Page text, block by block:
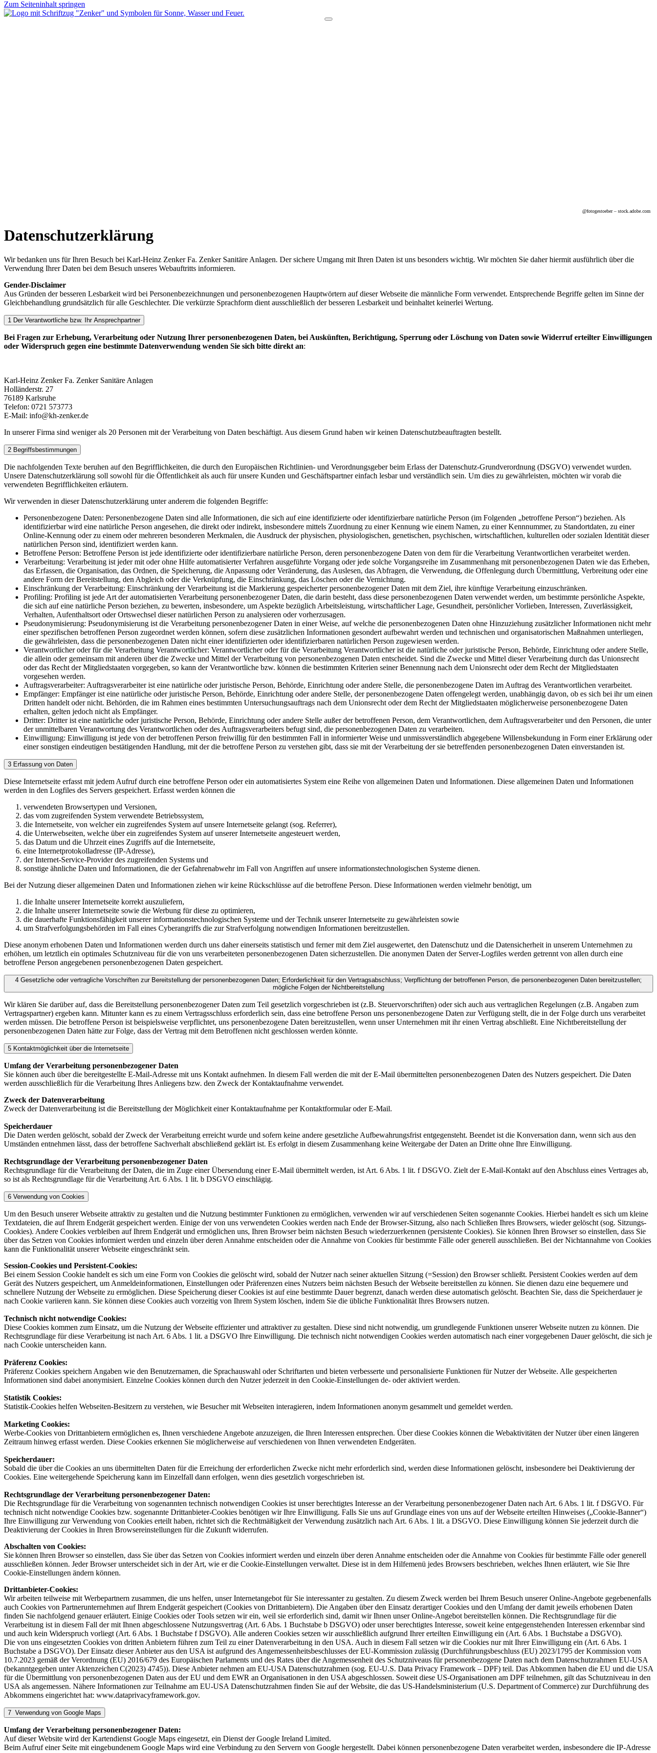
Zum Seiteninhalt springen
@fotogestoeber – stock.adobe.com
Datenschutzerklärung
Wir bedanken uns für Ihren Besuch bei Karl-Heinz Zenker Fa. Zenker Sanitäre Anlagen. Der sichere Umgang mit Ihren Daten ist uns besonders wichtig. Wir möchten Sie daher hiermit ausführlich über die
Verwendung Ihrer Daten bei dem Besuch unseres Webauftritts informieren.
Gender-Disclaimer
Aus Gründen der besseren Lesbarkeit wird bei Personenbezeichnungen und personenbezogenen Hauptwörtern auf dieser Webseite die männliche Form verwendet. Entsprechende Begriffe gelten im Sinne der
Gleichbehandlung grundsätzlich für alle Geschlechter. Die verkürzte Sprachform dient ausschließlich der besseren Lesbarkeit und beinhaltet keinerlei Wertung.
1 Der Verantwortliche bzw. Ihr Ansprechpartner
Bei Fragen zur Erhebung, Verarbeitung oder Nutzung Ihrer personenbezogenen Daten, bei Auskünften, Berichtigung, Sperrung oder Löschung von Daten sowie Widerruf erteilter Einwilligungen
oder Widerspruch gegen eine bestimmte Datenverwendung wenden Sie sich bitte direkt an:
Karl-Heinz Zenker Fa. Zenker Sanitäre Anlagen
Holländerstr. 27
76189 Karlsruhe
Telefon: 0721 573773
E-Mail: info@kh-zenker.de
In unserer Firma sind weniger als 20 Personen mit der Verarbeitung von Daten beschäftigt. Aus diesem Grund haben wir keinen Datenschutzbeauftragten bestellt.
2 Begriffsbestimmungen
Die nachfolgenden Texte beruhen auf den Begrifflichkeiten, die durch den Europäischen Richtlinien- und Verordnungsgeber beim Erlass der Datenschutz-Grundverordnung (DSGVO) verwendet wurden.
Unsere Datenschutzerklärung soll sowohl für die Öffentlichkeit als auch für unsere Kunden und Geschäftspartner einfach lesbar und verständlich sein. Um dies zu gewährleisten, möchten wir vorab die
verwendeten Begrifflichkeiten erläutern.
Wir verwenden in dieser Datenschutzerklärung unter anderem die folgenden Begriffe:
Personenbezogene Daten: Personenbezogene Daten sind alle Informationen, die sich auf eine identifizierte oder identifizierbare natürliche Person (im Folgenden „betroffene Person“) beziehen. Als
identifizierbar wird eine natürliche Person angesehen, die direkt oder indirekt, insbesondere mittels Zuordnung zu einer Kennung wie einem Namen, zu einer Kennnummer, zu Standortdaten, zu einer
Online-Kennung oder zu einem oder mehreren besonderen Merkmalen, die Ausdruck der physischen, physiologischen, genetischen, psychischen, wirtschaftlichen, kulturellen oder sozialen Identität dieser
natürlichen Person sind, identifiziert werden kann.
Betroffene Person: Betroffene Person ist jede identifizierte oder identifizierbare natürliche Person, deren personenbezogene Daten von dem für die Verarbeitung Verantwortlichen verarbeitet werden.
Verarbeitung: Verarbeitung ist jeder mit oder ohne Hilfe automatisierter Verfahren ausgeführte Vorgang oder jede solche Vorgangsreihe im Zusammenhang mit personenbezogenen Daten wie das Erheben,
das Erfassen, die Organisation, das Ordnen, die Speicherung, die Anpassung oder Veränderung, das Auslesen, das Abfragen, die Verwendung, die Offenlegung durch Übermittlung, Verbreitung oder eine
andere Form der Bereitstellung, den Abgleich oder die Verknüpfung, die Einschränkung, das Löschen oder die Vernichtung.
Einschränkung der Verarbeitung: Einschränkung der Verarbeitung ist die Markierung gespeicherter personenbezogener Daten mit dem Ziel, ihre künftige Verarbeitung einzuschränken.
Profiling: Profiling ist jede Art der automatisierten Verarbeitung personenbezogener Daten, die darin besteht, dass diese personenbezogenen Daten verwendet werden, um bestimmte persönliche Aspekte,
die sich auf eine natürliche Person beziehen, zu bewerten, insbesondere, um Aspekte bezüglich Arbeitsleistung, wirtschaftlicher Lage, Gesundheit, persönlicher Vorlieben, Interessen, Zuverlässigkeit,
Verhalten, Aufenthaltsort oder Ortswechsel dieser natürlichen Person zu analysieren oder vorherzusagen.
Pseudonymisierung: Pseudonymisierung ist die Verarbeitung personenbezogener Daten in einer Weise, auf welche die personenbezogenen Daten ohne Hinzuziehung zusätzlicher Informationen nicht mehr
einer spezifischen betroffenen Person zugeordnet werden können, sofern diese zusätzlichen Informationen gesondert aufbewahrt werden und technischen und organisatorischen Maßnahmen unterliegen,
die gewährleisten, dass die personenbezogenen Daten nicht einer identifizierten oder identifizierbaren natürlichen Person zugewiesen werden.
Verantwortlicher oder für die Verarbeitung Verantwortlicher: Verantwortlicher oder für die Verarbeitung Verantwortlicher ist die natürliche oder juristische Person, Behörde, Einrichtung oder andere Stelle,
die allein oder gemeinsam mit anderen über die Zwecke und Mittel der Verarbeitung von personenbezogenen Daten entscheidet. Sind die Zwecke und Mittel dieser Verarbeitung durch das Unionsrecht
oder das Recht der Mitgliedstaaten vorgegeben, so kann der Verantwortliche bzw. können die bestimmten Kriterien seiner Benennung nach dem Unionsrecht oder dem Recht der Mitgliedstaaten
vorgesehen werden.
Auftragsverarbeiter: Auftragsverarbeiter ist eine natürliche oder juristische Person, Behörde, Einrichtung oder andere Stelle, die personenbezogene Daten im Auftrag des Verantwortlichen verarbeitet.
Empfänger: Empfänger ist eine natürliche oder juristische Person, Behörde, Einrichtung oder andere Stelle, der personenbezogene Daten offengelegt werden, unabhängig davon, ob es sich bei ihr um einen
Dritten handelt oder nicht. Behörden, die im Rahmen eines bestimmten Untersuchungsauftrags nach dem Unionsrecht oder dem Recht der Mitgliedstaaten möglicherweise personenbezogene Daten
erhalten, gelten jedoch nicht als Empfänger.
Dritter: Dritter ist eine natürliche oder juristische Person, Behörde, Einrichtung oder andere Stelle außer der betroffenen Person, dem Verantwortlichen, dem Auftragsverarbeiter und den Personen, die unter
der unmittelbaren Verantwortung des Verantwortlichen oder des Auftragsverarbeiters befugt sind, die personenbezogenen Daten zu verarbeiten.
Einwilligung: Einwilligung ist jede von der betroffenen Person freiwillig für den bestimmten Fall in informierter Weise und unmissverständlich abgegebene Willensbekundung in Form einer Erklärung oder
einer sonstigen eindeutigen bestätigenden Handlung, mit der die betroffene Person zu verstehen gibt, dass sie mit der Verarbeitung der sie betreffenden personenbezogenen Daten einverstanden ist.
3 Erfassung von Daten
Diese Internetseite erfasst mit jedem Aufruf durch eine betroffene Person oder ein automatisiertes System eine Reihe von allgemeinen Daten und Informationen. Diese allgemeinen Daten und Informationen
werden in den Logfiles des Servers gespeichert. Erfasst werden können die
verwendeten Browsertypen und Versionen,
das vom zugreifenden System verwendete Betriebssystem,
die Internetseite, von welcher ein zugreifendes System auf unsere Internetseite gelangt (sog. Referrer),
die Unterwebseiten, welche über ein zugreifendes System auf unserer Internetseite angesteuert werden,
das Datum und die Uhrzeit eines Zugriffs auf die Internetseite,
eine Internetprotokolladresse (IP-Adresse),
der Internet-Service-Provider des zugreifenden Systems und
sonstige ähnliche Daten und Informationen, die der Gefahrenabwehr im Fall von Angriffen auf unsere informationstechnologischen Systeme dienen.
Bei der Nutzung dieser allgemeinen Daten und Informationen ziehen wir keine Rückschlüsse auf die betroffene Person. Diese Informationen werden vielmehr benötigt, um
die Inhalte unserer Internetseite korrekt auszuliefern,
die Inhalte unserer Internetseite sowie die Werbung für diese zu optimieren,
die dauerhafte Funktionsfähigkeit unserer informationstechnologischen Systeme und der Technik unserer Internetseite zu gewährleisten sowie
um Strafverfolgungsbehörden im Fall eines Cyberangriffs die zur Strafverfolgung notwendigen Informationen bereitzustellen.
Diese anonym erhobenen Daten und Informationen werden durch uns daher einerseits statistisch und ferner mit dem Ziel ausgewertet, den Datenschutz und die Datensicherheit in unserem Unternehmen zu
erhöhen, um letztlich ein optimales Schutzniveau für die von uns verarbeiteten personenbezogenen Daten sicherzustellen. Die anonymen Daten der Server-Logfiles werden getrennt von allen durch eine
betroffene Person angegebenen personenbezogenen Daten gespeichert.
4 Gesetzliche oder vertragliche Vorschriften zur Bereitstellung der personenbezogenen Daten; Erforderlichkeit für den Vertragsabschluss; Verpflichtung der betroffenen Person, die personenbezogenen Daten bereitzustellen;
mögliche Folgen der Nichtbereitstellung
Wir klären Sie darüber auf, dass die Bereitstellung personenbezogener Daten zum Teil gesetzlich vorgeschrieben ist (z.B. Steuervorschriften) oder sich auch aus vertraglichen Regelungen (z.B. Angaben zum
Vertragspartner) ergeben kann. Mitunter kann es zu einem Vertragsschluss erforderlich sein, dass eine betroffene Person uns personenbezogene Daten zur Verfügung stellt, die in der Folge durch uns verarbeitet
werden müssen. Die betroffene Person ist beispielsweise verpflichtet, uns personenbezogene Daten bereitzustellen, wenn unser Unternehmen mit ihr einen Vertrag abschließt. Eine Nichtbereitstellung der
personenbezogenen Daten hätte zur Folge, dass der Vertrag mit dem Betroffenen nicht geschlossen werden könnte.
5 Kontaktmöglichkeit über die Internetseite
Umfang der Verarbeitung personenbezogener Daten
Sie können auch über die bereitgestellte E-Mail-Adresse mit uns Kontakt aufnehmen. In diesem Fall werden die mit der E-Mail übermittelten personenbezogenen Daten des Nutzers gespeichert. Die Daten
werden ausschließlich für die Verarbeitung Ihres Anliegens bzw. den Zweck der Kontaktaufnahme verwendet.
Zweck der Datenverarbeitung
Zweck der Datenverarbeitung ist die Bereitstellung der Möglichkeit einer Kontaktaufnahme per Kontaktformular oder E-Mail.
Speicherdauer
Die Daten werden gelöscht, sobald der Zweck der Verarbeitung erreicht wurde und sofern keine andere gesetzliche Aufbewahrungsfrist entgegensteht. Beendet ist die Konversation dann, wenn sich aus den
Umständen entnehmen lässt, dass der betroffene Sachverhalt abschließend geklärt ist. Es erfolgt in diesem Zusammenhang keine Weitergabe der Daten an Dritte ohne Ihre Einwilligung.
Rechtsgrundlage der Verarbeitung personenbezogener Daten
Rechtsgrundlage für die Verarbeitung der Daten, die im Zuge einer Übersendung einer E-Mail übermittelt werden, ist Art. 6 Abs. 1 lit. f DSGVO. Zielt der E-Mail-Kontakt auf den Abschluss eines Vertrages ab,
so ist als Rechtsgrundlage für die Verarbeitung Art. 6 Abs. 1 lit. b DSGVO einschlägig.
6 Verwendung von Cookies
Um den Besuch unserer Webseite attraktiv zu gestalten und die Nutzung bestimmter Funktionen zu ermöglichen, verwenden wir auf verschiedenen Seiten sogenannte Cookies. Hierbei handelt es sich um kleine
Textdateien, die auf Ihrem Endgerät gespeichert werden. Einige der von uns verwendeten Cookies werden nach Ende der Browser-Sitzung, also nach Schließen Ihres Browsers, wieder gelöscht (sog. Sitzungs-
Cookies). Andere Cookies verbleiben auf Ihrem Endgerät und ermöglichen uns, Ihren Browser beim nächsten Besuch wiederzuerkennen (persistente Cookies). Sie können Ihren Browser so einstellen, dass Sie
über das Setzen von Cookies informiert werden und einzeln über deren Annahme entscheiden oder die Annahme von Cookies für bestimmte Fälle oder generell ausschließen. Bei der Nichtannahme von Cookies
kann die Funktionalität unserer Webseite eingeschränkt sein.
Session-Cookies und Persistent-Cookies:
Bei einem Session Cookie handelt es sich um eine Form von Cookies die gelöscht wird, sobald der Nutzer nach seiner aktuellen Sitzung (=Session) den Browser schließt. Persistent Cookies werden auf dem
Gerät des Nutzers gespeichert, um Anmeldeinformationen, Einstellungen oder Präferenzen eines Nutzers beim nächsten Besuch der Webseite bereitstellen zu können. Sie dienen dazu eine bequemere und
schnellere Nutzung der Webseite zu ermöglichen. Diese Speicherung dieser Cookies ist auf eine bestimmte Dauer begrenzt, danach werden diese automatisch gelöscht. Beachten Sie, dass die Speicherdauer je
nach Cookie variieren kann. Sie können diese Cookies auch vorzeitig von Ihrem System löschen, indem Sie die übliche Funktionalität Ihres Browsers nutzen.
Technisch nicht notwendige Cookies:
Diese Cookies kommen zum Einsatz, um die Nutzung der Webseite effizienter und attraktiver zu gestalten. Diese sind nicht notwendig, um grundlegende Funktionen unserer Webseite nutzen zu können. Die
Rechtsgrundlage für diese Verarbeitung ist nach Art. 6 Abs. 1 lit. a DSGVO Ihre Einwilligung. Die technisch nicht notwendigen Cookies werden automatisch nach einer vorgegebenen Dauer gelöscht, die sich je
nach Cookie unterscheiden kann.
Präferenz Cookies:
Präferenz Cookies speichern Angaben wie den Benutzernamen, die Sprachauswahl oder Schriftarten und bieten verbesserte und personalisierte Funktionen für Nutzer der Webseite. Alle gespeicherten
Informationen sind dabei anonymisiert. Einzelne Cookies können durch den Nutzer jederzeit in den Cookie-Einstellungen de- oder aktiviert werden.
Statistik Cookies:
Statistik-Cookies helfen Webseiten-Besitzern zu verstehen, wie Besucher mit Webseiten interagieren, indem Informationen anonym gesammelt und gemeldet werden.
Marketing Cookies:
Werbe-Cookies von Drittanbietern ermöglichen es, Ihnen verschiedene Angebote anzuzeigen, die Ihren Interessen entsprechen. Über diese Cookies können die Webaktivitäten der Nutzer über einen längeren
Zeitraum hinweg erfasst werden. Diese Cookies erkennen Sie möglicherweise auf verschiedenen von Ihnen verwendeten Endgeräten.
Speicherdauer:
Sobald die über die Cookies an uns übermittelten Daten für die Erreichung der erforderlichen Zwecke nicht mehr erforderlich sind, werden diese Informationen gelöscht, insbesondere bei Deaktivierung der
Cookies. Eine weitergehende Speicherung kann im Einzelfall dann erfolgen, wenn dies gesetzlich vorgeschrieben ist.
Rechtsgrundlage der Verarbeitung personenbezogener Daten:
Die Rechtsgrundlage für die Verarbeitung von sogenannten technisch notwendigen Cookies ist unser berechtigtes Interesse an der Verarbeitung personenbezogener Daten nach Art. 6 Abs. 1 lit. f DSGVO. Für
technisch nicht notwendige Cookies bzw. sogenannte Drittanbieter-Cookies benötigen wir Ihre Einwilligung. Falls Sie uns auf Grundlage eines von uns auf der Webseite erteilten Hinweises („Cookie-Banner“)
Ihre Einwilligung zur Verwendung von Cookies erteilt haben, richtet sich die Rechtmäßigkeit der Verwendung zusätzlich nach Art. 6 Abs. 1 lit. a DSGVO. Diese Einwilligung können Sie jederzeit durch die
Deaktivierung der Cookies in Ihren Browsereinstellungen für die Zukunft widerrufen.
Abschalten von Cookies:
Sie können Ihren Browser so einstellen, dass Sie über das Setzen von Cookies informiert werden und einzeln über deren Annahme entscheiden oder die Annahme von Cookies für bestimmte Fälle oder generell
ausschließen können. Jeder Browser unterscheidet sich in der Art, wie er die Cookie-Einstellungen verwaltet. Diese ist in dem Hilfemenü jedes Browsers beschrieben, welches Ihnen erläutert, wie Sie Ihre
Cookie-Einstellungen ändern können.
Drittanbieter-Cookies:
Wir arbeiten teilweise mit Werbepartnern zusammen, die uns helfen, unser Internetangebot für Sie interessanter zu gestalten. Zu diesem Zweck werden bei Ihrem Besuch unserer Online-Angebote gegebenenfalls
auch Cookies von Partnerunternehmen auf Ihrem Endgerät gespeichert (Cookies von Drittanbietern). Die Angaben über den Einsatz derartiger Cookies und den Umfang der damit jeweils erhobenen Daten
finden Sie nachfolgend genauer erläutert. Einige Cookies oder Tools setzen wir ein, weil sie erforderlich sind, damit wir Ihnen unser Online-Angebot bereitstellen können. Die Rechtsgrundlage für die
Verarbeitung ist in diesem Fall der mit Ihnen abgeschlossene Nutzungsvertrag (Art. 6 Abs. 1 Buchstabe b DSGVO) oder unser berechtigtes Interesse, soweit keine entgegenstehenden Interessen erkennbar sind
und auch kein Widerspruch vorliegt (Art. 6 Abs. 1 Buchstabe f DSGVO). Alle anderen Cookies setzen wir ausschließlich aufgrund Ihrer erteilten Einwilligung ein (Art. 6 Abs. 1 Buchstabe a DSGVO).
Die von uns eingesetzten Cookies von dritten Anbietern führen zum Teil zu einer Datenverarbeitung in den USA. Auch in diesem Fall setzen wir die Cookies nur mit Ihrer Einwilligung ein (Art. 6 Abs. 1
Buchstabe a DSGVO). Der Einsatz dieser Anbieter aus den USA ist aufgrund des Angemessenheitsbeschlusses der EU-Kommission zulässig (Durchführungsbeschluss (EU) 2023/1795 der Kommission vom
10.7.2023 gemäß der Verordnung (EU) 2016/679 des Europäischen Parlaments und des Rates über die Angemessenheit des Schutzniveaus für personenbezogene Daten nach dem Datenschutzrahmen EU-USA
(bekanntgegeben unter Aktenzeichen C(2023) 4745)). Diese Anbieter nehmen am EU-USA Datenschutzrahmen (sog. EU-U.S. Data Privacy Framework – DPF) teil. Das Abkommen haben die EU und die USA
für die Übermittlung von personenbezogenen Daten aus der EU und dem EWR an Organisationen in den USA abgeschlossen. Soweit diese US-Organisationen am DPF teilnehmen, gilt das Schutzniveau in den
USA als angemessen. Nähere Informationen zur Teilnahme am EU-USA Datenschutzrahmen finden Sie auf der Website, die das US-Handelsministerium (U.S. Department of Commerce) zur Durchführung des
Abkommens eingerichtet hat: www.dataprivacyframework.gov.
7 Verwendung von Google Maps
Umfang der Verarbeitung personenbezogener Daten:
Auf dieser Website wird der Kartendienst Google Maps eingesetzt, ein Dienst der Google Ireland Limited.
Beim Aufruf einer Seite mit eingebundenem Google Maps wird eine Verbindung zu den Servern von Google hergestellt. Dabei können personenbezogene Daten verarbeitet werden, insbesondere die IP-Adresse